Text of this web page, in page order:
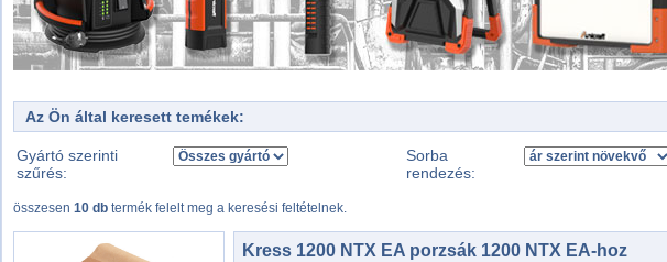
Az Ön által keresett temékek:
Gyártó szerinti
szűrés:
Sorba
rendezés:
összesen 10 db termék felelt meg a keresési feltételnek.
Kress 1200 NTX EA porzsák 1200 NTX EA-hoz